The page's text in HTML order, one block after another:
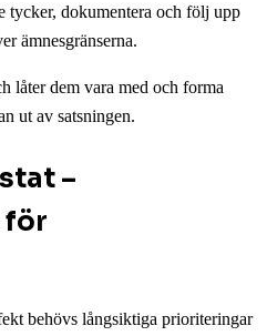
tycker, dokumentera och följ upp
ämnesgränserna.
låter dem vara med och forma
ut av satsningen.
–
för
behövs långsiktiga prioriteringar